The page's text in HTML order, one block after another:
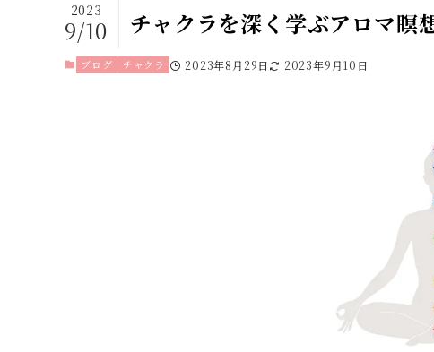
チャクラを深く学ぶアロマ瞑
2023
9/10
ブログ チャクラ 2023年8月29日 2023年9月10日